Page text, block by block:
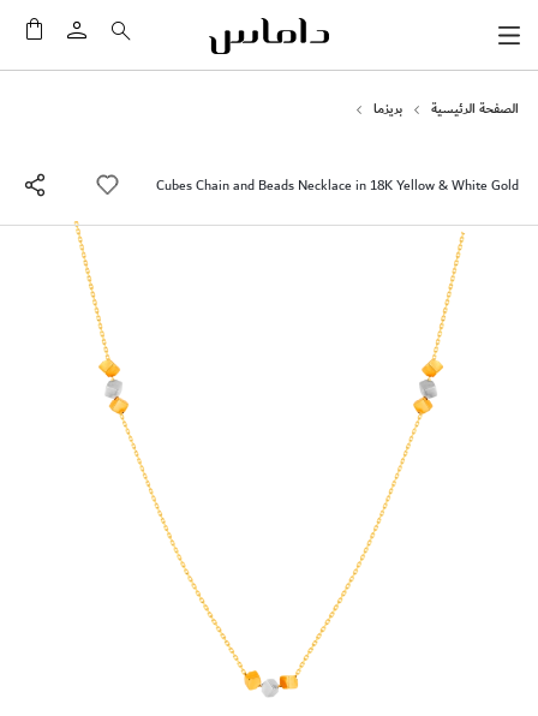
الصفحة الرئيسية بريزما
Cubes Chain and Beads Necklace in 18K Yellow & White Gold
انتقل